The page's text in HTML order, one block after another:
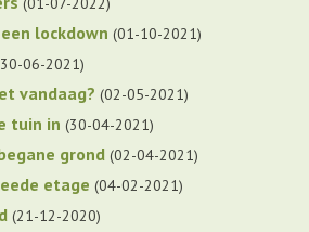
lockdown 01-10-2021
30-06-2021
vandaag? 02-05-2021
tuin in 30-04-2021
grond 02-04-2021
etage 04-02-2021
21-12-2020